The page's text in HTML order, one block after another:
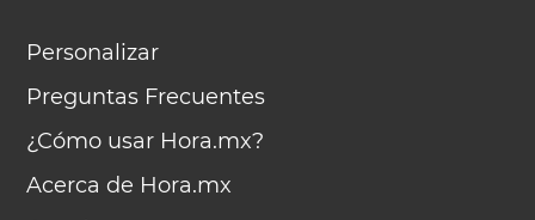
Personalizar
Preguntas Frecuentes
¿Cómo usar Hora.mx?
Acerca de Hora.mx